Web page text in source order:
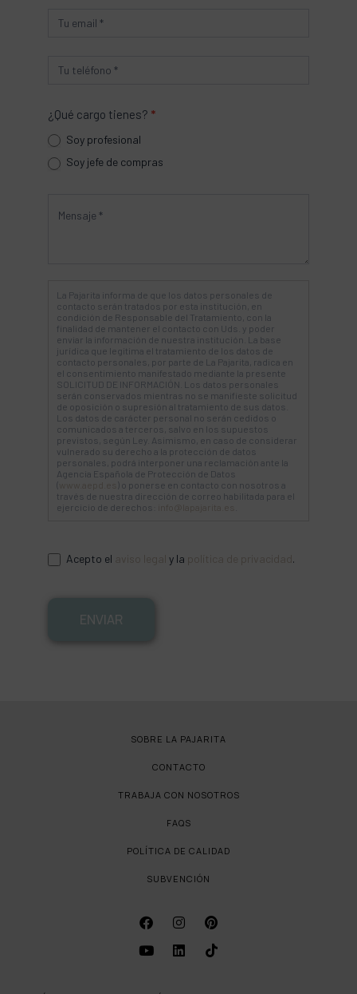
¿Qué cargo tienes? *
Soy profesional
Soy jefe de compras
La Pajarita informa de que los datos personales de
contacto serán tratados por esta institución, en
condición de Responsable del Tratamiento, con la
finalidad de mantener el contacto con Uds. y poder
enviar la información de nuestra institución. La base
jurídica que legitima el tratamiento de los datos de
contacto personales, por parte de La Pajarita, radica en
el consentimiento manifestado mediante la presente
SOLICITUD DE INFORMACIÓN. Los datos personales
serán conservados mientras no se manifieste solicitud
de oposición o supresión al tratamiento de sus datos.
Los datos de carácter personal no serán cedidos o
comunicados a terceros, salvo en los supuestos
previstos, según Ley. Asimismo, en caso de considerar
vulnerado su derecho a la protección de datos
personales, podrá interponer una reclamación ante la
Agencia Española de Protección de Datos
(
) o ponerse en contacto con nosotros a
través de nuestra dirección de correo habilitada para el
ejercicio de derechos:
Acepto el y la .
ENVIAR
SOBRE LA PAJARITA
CONTACTO
TRABAJA CON NOSOTROS
FAQS
POLÍTICA DE CALIDAD
SUBVENCIÓN